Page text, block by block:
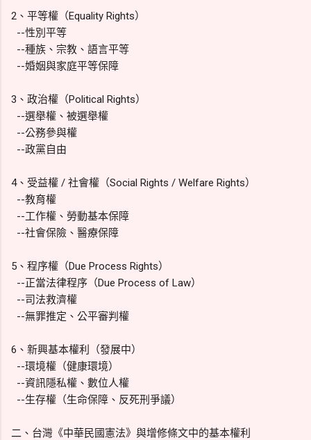
2、平等權（Equality Rights）
--性別平等
--種族、宗教、語言平等
--婚姻與家庭平等保障
3、政治權（Political Rights）
--選舉權、被選舉權
--公務參與權
--政黨自由
4、受益權 / 社會權（Social Rights / Welfare Rights）
--教育權
--工作權、勞動基本保障
--社會保險、醫療保障
5、程序權（Due Process Rights）
--正當法律程序（Due Process of Law）
--司法救濟權
--無罪推定、公平審判權
6、新興基本權利（發展中）
--環境權（健康環境）
--資訊隱私權、數位人權
--生存權（生命保障、反死刑爭議）
二、台灣《中華民國憲法》與增修條文中的基本權利